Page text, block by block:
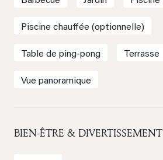
Piscine chauffée (optionnelle)
Table de ping-pong Terrasse
Vue panoramique
BIEN-ÊTRE & DIVERTISSEMENT